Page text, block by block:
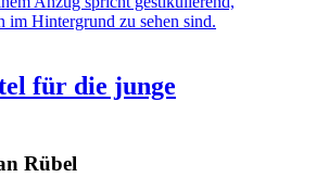
für die junge
Rübel